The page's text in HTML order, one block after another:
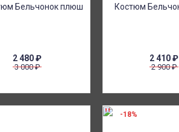
2 480₽
3 000₽
2 410₽
2 900₽
-18%